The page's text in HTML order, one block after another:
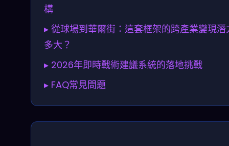
構
▸ 從球場到華爾街：這套框架的跨產業變現潛
多大？
▸ 2026年即時戰術建議系統的落地挑戰
▸ FAQ常見問題